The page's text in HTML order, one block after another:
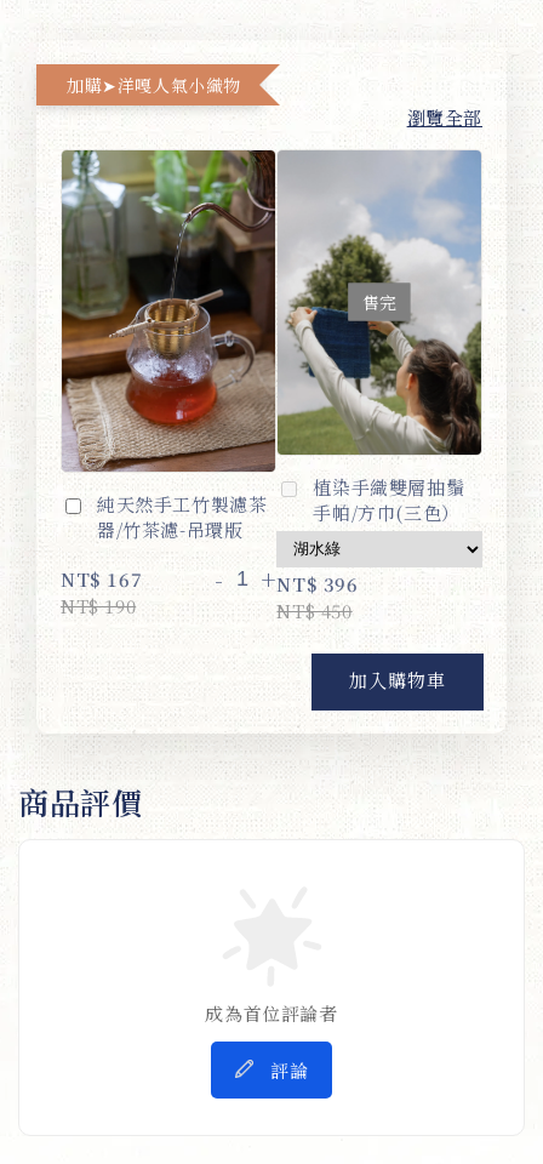
加購➤洋嘎人氣小織物
瀏覽全部
純天然手工竹製濾茶
器/竹茶濾-吊環版
NT$ 167
NT$ 190
- +
售完
植染手織雙層抽鬚
手帕/方巾(三色）
NT$ 396
NT$ 450
加入購物車
商品評價
成為首位評論者
評論